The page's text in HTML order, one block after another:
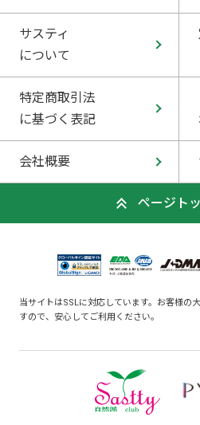
サスティ
について
特定商取引法
に基づく表記
会社概要
ページト
当サイトはSSLに対応しています。お客様の
すので、安心してご利用ください。